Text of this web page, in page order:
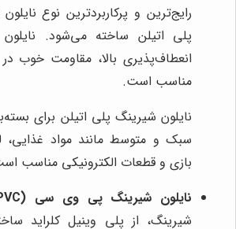
رایج‌ترین و پرکاربردترین نوع
انعطاف‌پذیری بالا، مقاومت خوب
مناسب است.
نایلون شیرینگ پلی اتیلن برای
سبک و متوسط مانند مواد غذایی،
بازی و قطعات الکترونیکی مناسب
نایلون شیرینگ پی وی سی (PVC):
شیرینگ، از پلی وینیل کلراید